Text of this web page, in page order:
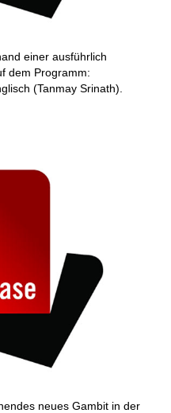
einer ausführlich
dem Programm:
(Tanmay Srinath).
neues Gambit in der